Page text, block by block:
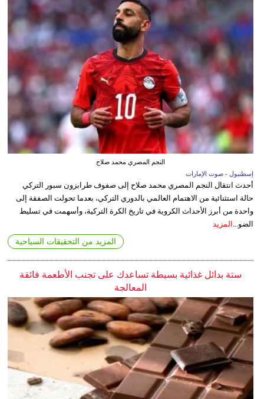
النجم المصري محمد صلاح
إسطنبول - صوت الإمارات
أحدث انتقال النجم المصري محمد صلاح إلى صفوف طرابزون سبور التركي
حالة استثنائية من الاهتمام العالمي بالدوري التركي، بعدما تحولت الصفقة إلى
واحدة من أبرز الأحداث الكروية في تاريخ الكرة التركية، وأسهمت في تسليط
الضو... المزيد
المزيد من التحقيقات السياحية
ستة بدائل غذائية بسيطة تساعدك على تجنب الأطعمة فائقة
المعالجة